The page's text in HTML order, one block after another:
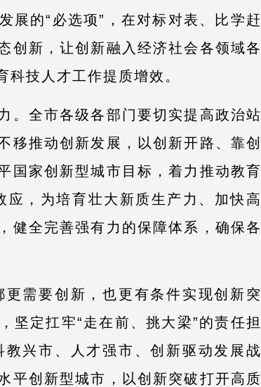
展的“必选项”，在对标对表、比学赶
创新，让创新融入经济社会各领域各
技人才工作提质增效。
。全市各级各部门要切实提高政治站
移推动创新发展，以创新开路、靠创
国家创新型城市目标，着力推动教育
，为培育壮大新质生产力、加快高
健全完善强有力的保障体系，确保各
需要创新，也更有条件实现创新突
坚定扛牢“走在前、挑大梁”的责任担
兴市、人才强市、创新驱动发展战
平创新型城市，以创新突破打开高质